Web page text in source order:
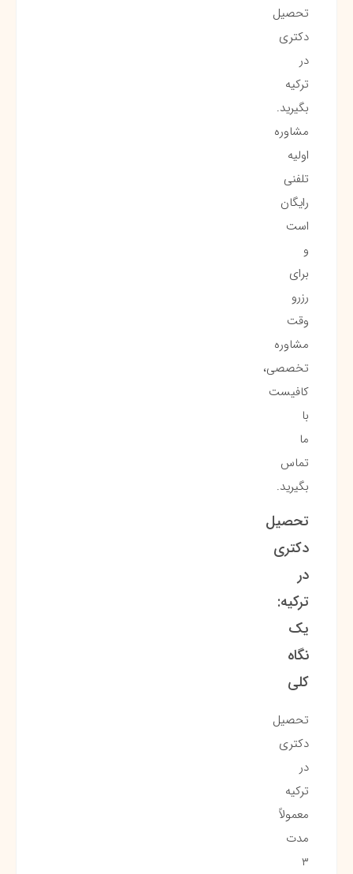
تحصیل
دکتری
در
ترکیه
بگیرید.
مشاوره
اولیه
تلفنی
رایگان
است
و
برای
رزرو
وقت
مشاوره
تخصصی،
کافیست
با
ما
تماس
بگیرید.
تحصیل
دکتری
در
ترکیه:
یک
نگاه
کلی
تحصیل
دکتری
در
ترکیه
معمولاً
مدت
۳